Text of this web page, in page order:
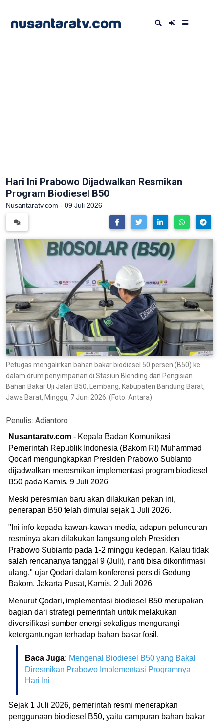
Hari Ini Prabowo Dijadwalkan Resmikan
Program Biodiesel B50
Nusantaratv.com - 09 Juli 2026
Petugas mengalirkan bahan bakar biodiesel 50 persen (B50) ke
dalam drum penyimpanan di Stasiun Blending dan Pengisian
Bahan Bakar Uji Jalan B50, Lembang, Kabupaten Bandung Barat,
Jawa Barat, Minggu, 7 Juni 2026. (Foto: Antara)
Penulis: Adiantoro
Nusantaratv.com - Kepala Badan Komunikasi
Pemerintah Republik Indonesia (Bakom RI) Muhammad
Qodari mengungkapkan Presiden Prabowo Subianto
dijadwalkan meresmikan implementasi program biodiesel
B50 pada Kamis, 9 Juli 2026.
Meski peresmian baru akan dilakukan pekan ini,
penerapan B50 telah dimulai sejak 1 Juli 2026.
"Ini info kepada kawan-kawan media, adapun peluncuran
resminya akan dilakukan langsung oleh Presiden
Prabowo Subianto pada 1-2 minggu kedepan. Kalau tidak
salah rencananya tanggal 9 (Juli), nanti bisa dikonfirmasi
ulang," ujar Qodari dalam konferensi pers di Gedung
Bakom, Jakarta Pusat, Kamis, 2 Juli 2026.
Menurut Qodari, implementasi biodiesel B50 merupakan
bagian dari strategi pemerintah untuk melakukan
diversifikasi sumber energi sekaligus mengurangi
ketergantungan terhadap bahan bakar fosil.
Baca Juga: Mengenal Biodiesel B50 yang Bakal
Diresmikan Prabowo Implementasi Programnya
Hari Ini
Sejak 1 Juli 2026, pemerintah resmi menerapkan
penggunaan biodiesel B50, yaitu campuran bahan bakar